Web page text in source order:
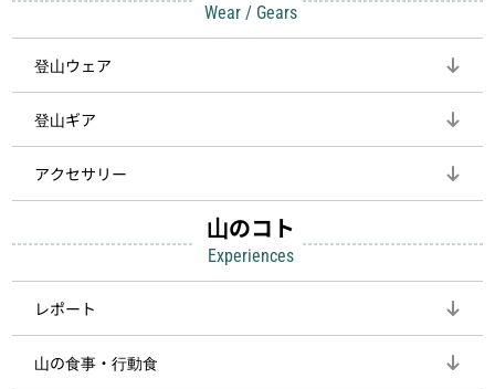
Wear / Gears
登山ウェア
登山ギア
アクセサリー
山のコト
Experiences
レポート
山の食事・行動食